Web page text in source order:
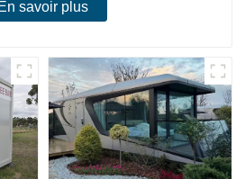
En savoir plus